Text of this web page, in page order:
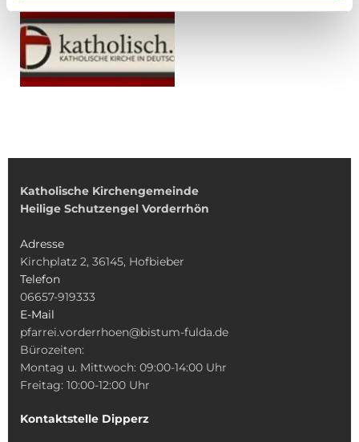
Katholische Kirchengemeinde
Heilige Schutzengel Vorderrhön
Adresse
Kirchplatz 2, 36145, Hofbieber
Telefon
06657-919333
E-Mail
pfarrei.vorderrhoen@bistum-fulda.de
Bürozeiten:
Montag u. Mittwoch: 09:00-14:00 Uhr
Freitag: 10:00-12:00 Uhr
Kontaktstelle Dipperz